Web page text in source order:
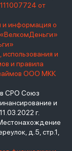
от
и информация о
и
и правила
ООО МКК
СРО Союз
и
г.
д.5, стр.1,